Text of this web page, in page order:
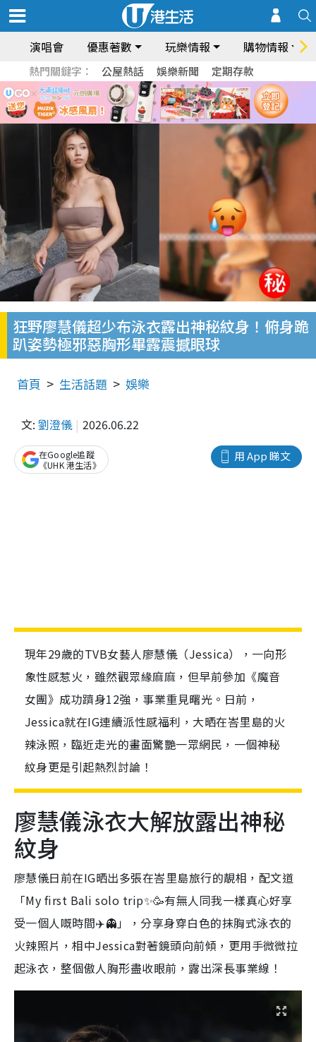
演唱會 優惠著數 玩樂情報 購物情報
熱門關鍵字： 公屋熱話 娛樂新聞 定期存款
狂野廖慧儀超少布泳衣露出神秘紋身！俯身跪
趴姿勢極邪惡胸形畢露震撼眼球
首頁 生活話題 娛樂
文: 劉澄儀 2026.06.22
用 App 睇文
在Google追蹤
《UHK 港生活》
現年29歲的TVB女藝人廖慧儀（Jessica），一向形
象性感惹火，雖然觀眾緣麻麻，但早前參加《魔音
女團》成功躋身12強，事業重見曙光。日前，
Jessica就在IG連續派性感福利，大晒在峇里島的火
辣泳照，臨近走光的畫面驚艷一眾網民，一個神秘
紋身更是引起熱烈討論！
廖慧儀泳衣大解放露出神秘
紋身
廖慧儀日前在IG晒出多張在峇里島旅行的靚相，配文道
「My first Bali solo trip✨🥳有無人同我一樣真心好享
受一個人嘅時間✈️👻」，分享身穿白色的抹胸式泳衣的
火辣照片，相中Jessica對著鏡頭向前傾，更用手微微拉
起泳衣，整個傲人胸形盡收眼前，露出深長事業線！